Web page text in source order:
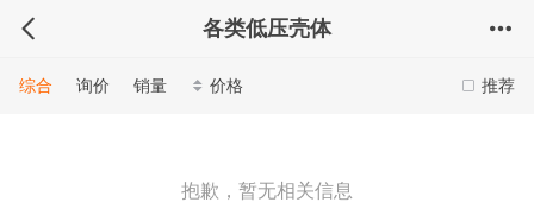
各类低压壳体
推荐
综合 询价 销量 价格
抱歉，暂无相关信息